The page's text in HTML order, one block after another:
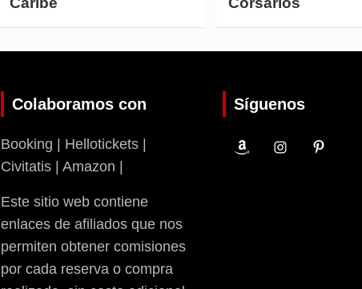
Colaboramos con
Booking | Hellotickets |
Civitatis | Amazon |
Este sitio web contiene
enlaces de afiliados que nos
permiten obtener comisiones
por cada reserva o compra
Síguenos